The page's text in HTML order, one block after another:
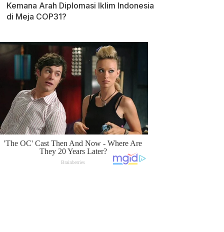
Kemana Arah Diplomasi Iklim Indonesia
di Meja COP31?